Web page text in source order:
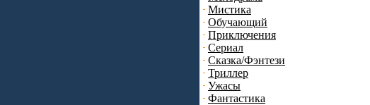
Мистика
Обучающий
Приключения
Сериал
Сказка/Фэнтези
Триллер
Ужасы
Фантастика